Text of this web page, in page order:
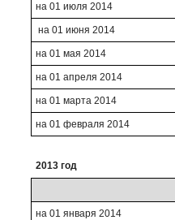
на 01 июля 2014
на 01 июня 2014
на 01 мая 2014
на 01 апреля 2014
на 01 марта 2014
на 01 февраля 2014
2013 год
на 01 января 2014